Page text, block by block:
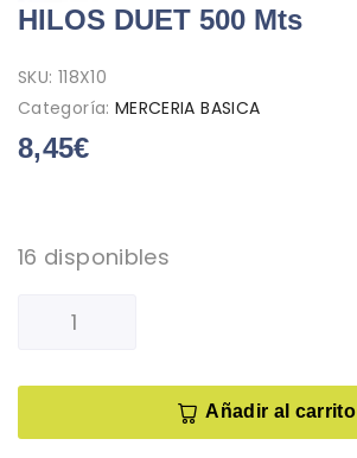
HILOS DUET 500 Mts
SKU: 118X10
Categoría: MERCERIA BASICA
8,45€
16 disponibles
Añadir al carrito